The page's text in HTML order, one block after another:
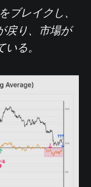
ブレイクし、
戻り、市場が
る。